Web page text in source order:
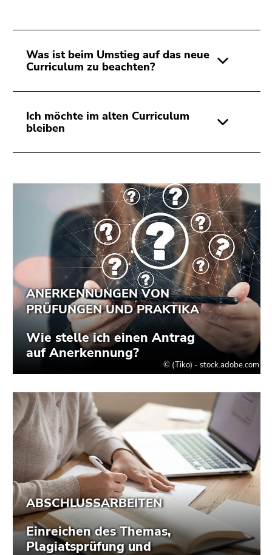
Was ist beim Umstieg auf das neue
Curriculum zu beachten?
Ich möchte im alten Curriculum
bleiben